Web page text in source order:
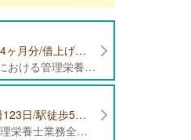
【中野区】年間休日123日/賞与4ヶ月分/借上げ住宅制度あり 認定こども園（定員210名）にて管理栄養士・栄養士募集！
＜認定こども園（定員210名）における管理栄養士・栄養士業務全般＞ ・管理栄養士、栄養士業務全般
【渋谷区】日勤帯勤務/年間休日123日/駅徒歩5分/企業（本社配属）にて管理栄養士募集！
＜企業（本社配属）における管理栄養士業務全般＞ ・本社および在宅（週1日程度）で、運営・受託する保育園（約50箇所）の管理栄養士・マネジメント業務全般 ・調理指導、育成 ・調理代行※欠員時 ・衛生管理 ・献立作成 ・食材発注 ・園長、調理スタッフとの給食会議 ・クライアント企業との給食会議（食育等の企画提案） ・採用業務（面接・施設見学同行）など ・担当保育園の定期巡回（直行やオンライン対応あり） ※23区内の認可保育園や、事業所内保育園（市川市、古河市、厚木市・追浜等）